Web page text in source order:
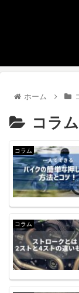
ホーム
コラム
コラム
コラム